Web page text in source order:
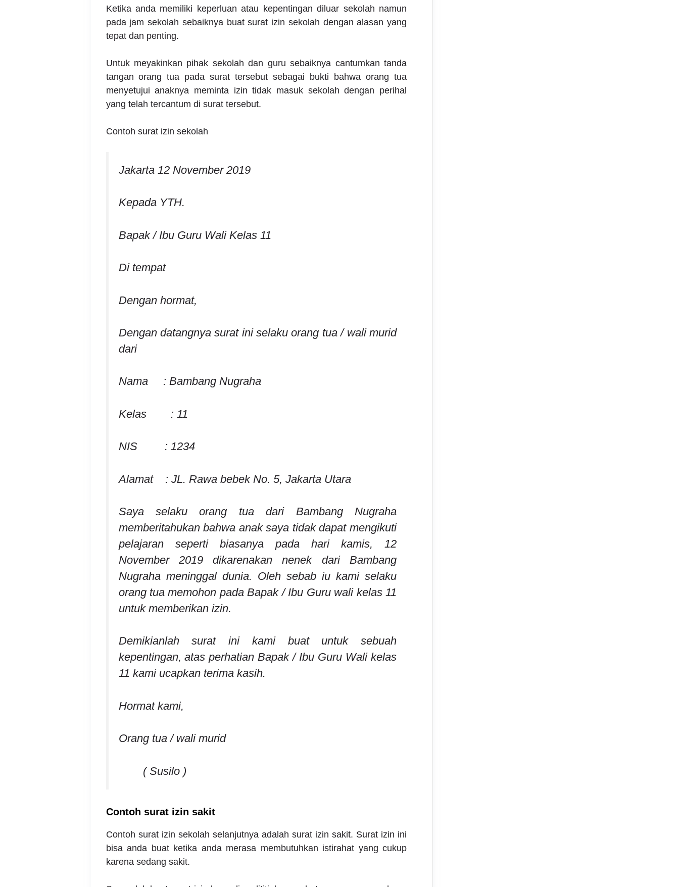
Ketika anda memiliki keperluan atau kepentingan diluar sekolah namun
pada jam sekolah sebaiknya buat surat izin sekolah dengan alasan yang
tepat dan penting.
Untuk meyakinkan pihak sekolah dan guru sebaiknya cantumkan tanda
tangan orang tua pada surat tersebut sebagai bukti bahwa orang tua
menyetujui anaknya meminta izin tidak masuk sekolah dengan perihal
yang telah tercantum di surat tersebut.
Contoh surat izin sekolah
Jakarta 12 November 2019
Kepada YTH.
Bapak / Ibu Guru Wali Kelas 11
Di tempat
Dengan hormat,
Dengan datangnya surat ini selaku orang tua / wali murid
dari
Nama : Bambang Nugraha
Kelas : 11
NIS : 1234
Alamat : JL. Rawa bebek No. 5, Jakarta Utara
Saya selaku orang tua dari Bambang Nugraha
memberitahukan bahwa anak saya tidak dapat mengikuti
pelajaran seperti biasanya pada hari kamis, 12
November 2019 dikarenakan nenek dari Bambang
Nugraha meninggal dunia. Oleh sebab iu kami selaku
orang tua memohon pada Bapak / Ibu Guru wali kelas 11
untuk memberikan izin.
Demikianlah surat ini kami buat untuk sebuah
kepentingan, atas perhatian Bapak / Ibu Guru Wali kelas
11 kami ucapkan terima kasih.
Hormat kami,
Orang tua / wali murid
( Susilo )
Contoh surat izin sakit
Contoh surat izin sekolah selanjutnya adalah surat izin sakit. Surat izin ini
bisa anda buat ketika anda merasa membutuhkan istirahat yang cukup
karena sedang sakit.